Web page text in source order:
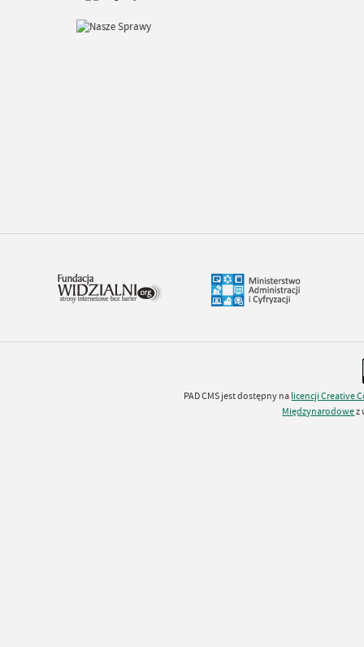
PAD CMS jest dostępny na licencjiCreative
Międzynarodowez